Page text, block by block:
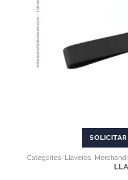
Categories: Llaveros